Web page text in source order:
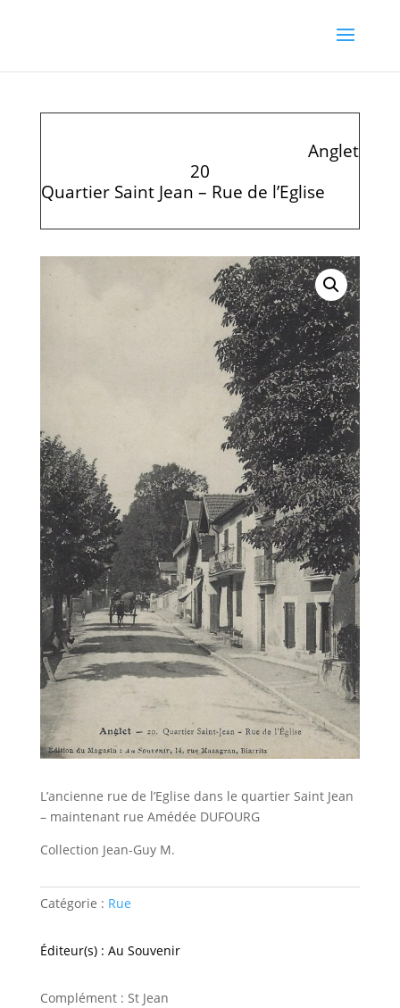
Anglet
20
Quartier Saint Jean – Rue de l’Eglise
L’ancienne rue de l’Eglise dans le quartier Saint Jean
– maintenant rue Amédée DUFOURG
Collection Jean-Guy M.
Catégorie : Rue
Éditeur(s) : Au Souvenir
Complément : St Jean